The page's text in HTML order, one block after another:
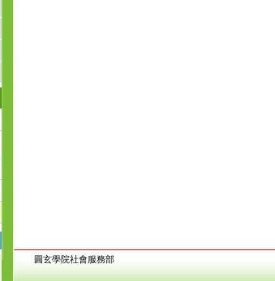
圓玄學院社會服務部